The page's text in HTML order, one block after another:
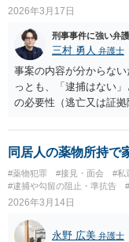
2026年3月17日
刑事事件に強い弁
三村 勇人 弁護士
事案の内容が分からな
っとも、「逮捕はない
の必要性（逃亡又は証
能性もあり得ますので
ることも可能です。 ご
したうえで、逮捕及び
法も考えられます。
同居人の薬物所持で
#薬物犯罪 #接見・面会 #私
#逮捕や勾留の阻止・準抗告
2026年3月14日
永野 広美 弁護士